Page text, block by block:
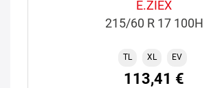
E.ZIEX
215/60 R 17 100H
TL XL EV
113,41 €